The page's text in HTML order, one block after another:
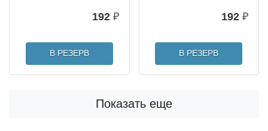
192 ₽
В РЕЗЕРВ
192 ₽
В РЕЗЕРВ
Показать еще